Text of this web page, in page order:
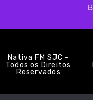
Nativa FM SJC -
Todos os Direitos
Reservados